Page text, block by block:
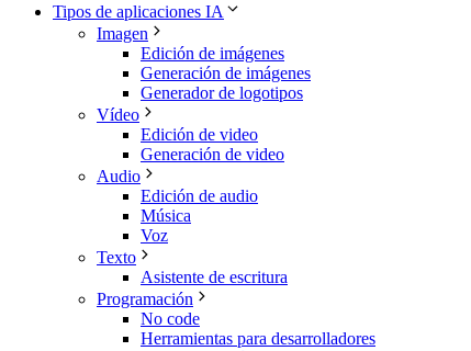
Tipos de aplicaciones IA
Imagen
Edición de imágenes
Generación de imágenes
Generador de logotipos
Vídeo
Edición de video
Generación de video
Audio
Edición de audio
Música
Voz
Texto
Asistente de escritura
Programación
No code
Herramientas para desarrolladores